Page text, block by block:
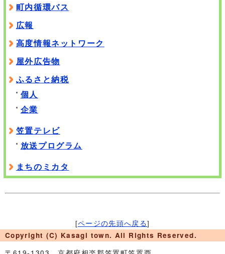
町内循環バス
広報
高度情報ネットワーク
屋外広告物
ふるさと納税
個人
企業
笠置テレビ
放送プログラム
まちのミカタ
[ページの先頭へ戻る]
Copyright (C) Kasagi town. All Rights Reserved.